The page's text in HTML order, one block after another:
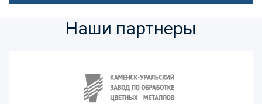
Наши партнеры